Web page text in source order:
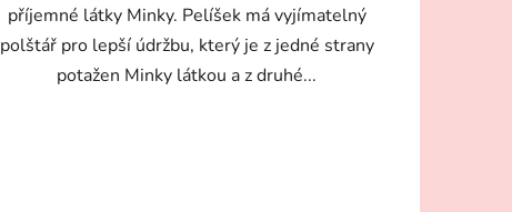
příjemné látky Minky. Pelíšek má vyjímatelný
polštář pro lepší údržbu, který je z jedné strany
potažen Minky látkou a z druhé...